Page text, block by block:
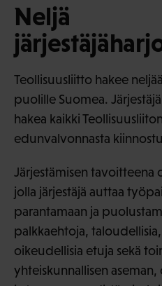
Neljä
Teollisuusliitto hakee
puolille Suomea.
hakea kaikki
edunvalvonnasta
Järjestämisen
jolla järjestäjä auttaa
parantamaan ja
palkkaehtoja, taloudellisia,
oikeudellisia etuja sekä
yhteiskunnallisen